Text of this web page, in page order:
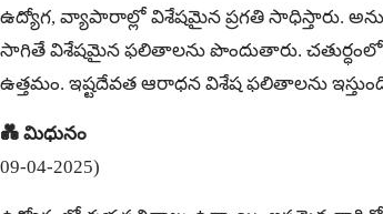
ఉద్యోగ, వ్యాపారాల్లో విశేషమైన ప్రగతి సాధిస్తారు.
సాగితే విశేషమైన ఫలితాలను పొందుతారు. చతుర్ధంలో
ఉత్తమం. ఇష్టదేవత ఆరాధన విశేష ఫలితాలను
💑 మిధునం
09-04-2025)